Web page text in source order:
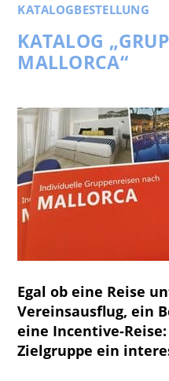
KATALOGBESTELLUNG
KATALOG
MALLORCA“
Egal ob eine Reise
Vereinsausflug, ein
eine Incentive-
Zielgruppe ein